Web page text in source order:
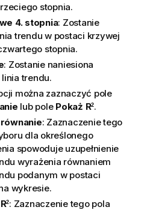
stopnia.
4. stopnia: Zostanie
trendu w postaci krzywej
stopnia.
: Zostanie naniesiona
trendu.
można zaznaczyć pole
lub pole Pokaż R2.
: Zaznaczenie tego
dla określonego
spowoduje uzupełnienie
wyrażenia równaniem
podanym w postaci
wykresie.
2: Zaznaczenie tego pola